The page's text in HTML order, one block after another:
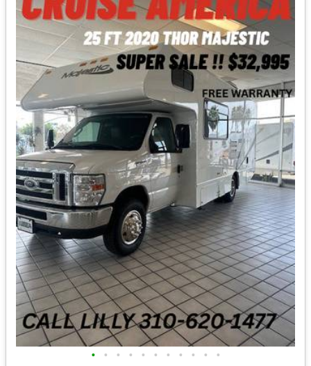
• • • • • • • • • • •